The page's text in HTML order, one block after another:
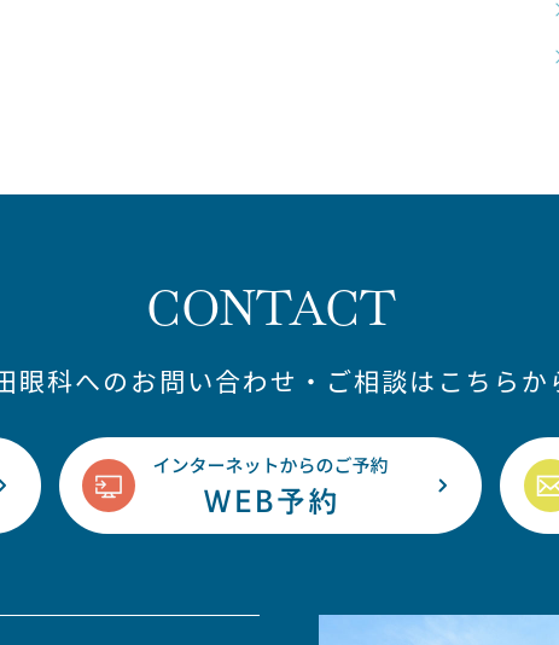
CONTACT
眼科へのお問い合わせ・ご相談はこちらか